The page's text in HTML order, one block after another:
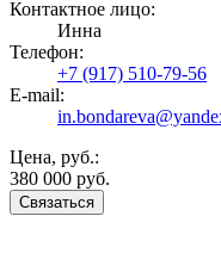
Контактное лицо:
Инна
Телефон:
+7 (917) 510-79-56
E-mail:
Цена, руб.:
380 000 руб.
Связаться